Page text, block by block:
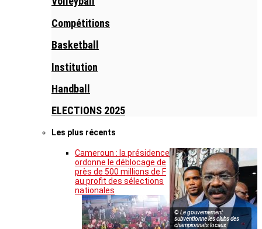
Compétitions
Basketball
Institution
Handball
ELECTIONS 2025
Les plus récents
© Le gouvernement
subventionne les clubs des
championnats locaux
Cameroun : la présidence
ordonne le déblocage de
près de 500 millions de F
au profit des sélections
nationales